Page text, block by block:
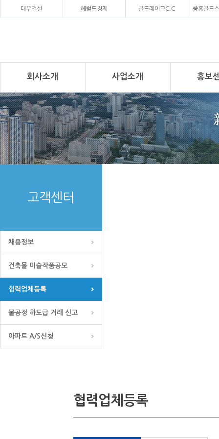
대우건설 헤럴드경제 골드레이크C.C 중흥골드
회사소개 사업소개 홍보
고객센터
채용정보
건축물 미술작품공모
협력업체등록
불공정 하도급 거래 신고
아파트 A/S신청
협력업체등록